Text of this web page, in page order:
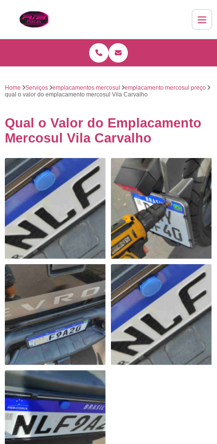
Home Serviços emplacamentos mercosul
emplacamento mercosul preço
qual o valor do emplacamento mercosul Vila Carvalho
Qual o Valor do Emplacamento
Mercosul Vila Carvalho